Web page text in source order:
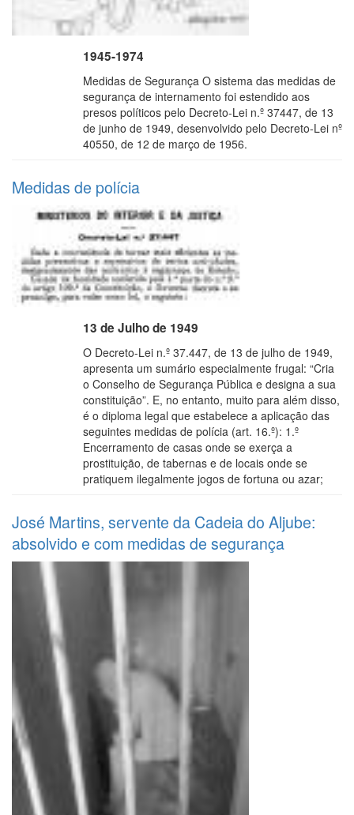
1945-1974
Medidas de Segurança O sistema das medidas de
segurança de internamento foi estendido aos
presos políticos pelo Decreto-Lei n.º 37447, de 13
de junho de 1949, desenvolvido pelo Decreto-Lei nº
40550, de 12 de março de 1956.
Medidas de polícia
13 de Julho de 1949
O Decreto-Lei n.º 37.447, de 13 de julho de 1949,
apresenta um sumário especialmente frugal: “Cria
o Conselho de Segurança Pública e designa a sua
constituição”. E, no entanto, muito para além disso,
é o diploma legal que estabelece a aplicação das
seguintes medidas de polícia (art. 16.º): 1.º
Encerramento de casas onde se exerça a
prostituição, de tabernas e de locais onde se
pratiquem ilegalmente jogos de fortuna ou azar;
José Martins, servente da Cadeia do Aljube:
absolvido e com medidas de segurança